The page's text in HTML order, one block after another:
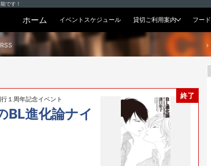
です！
ホーム イベントスケジュール 貸切ご利用案内 フード
終了
１周年記念イベント
BL進化論ナイ